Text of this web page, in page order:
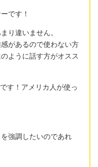
です！
り違いません。
があるので使わない方
ように話す方がオスス
す！アメリカ人が使っ
強調したいのであれ